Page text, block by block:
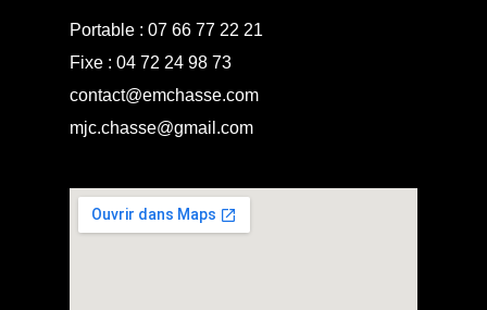
Portable : 07 66 77 22 21
Fixe : 04 72 24 98 73
contact@emchasse.com
mjc.chasse@gmail.com